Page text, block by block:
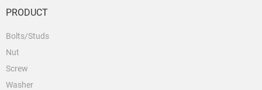
PRODUCT
Bolts/Studs
Nut
Screw
Washer